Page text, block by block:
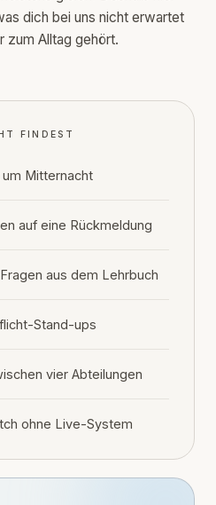
dich bei uns nicht erwartet
zum Alltag gehört.
FINDEST
Mitternacht
auf eine Rückmeldung
aus dem Lehrbuch
Stand-ups
vier Abteilungen
ohne Live-System